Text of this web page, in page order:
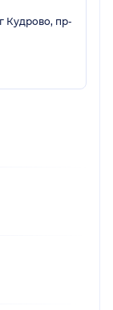
Кудрово, пр-